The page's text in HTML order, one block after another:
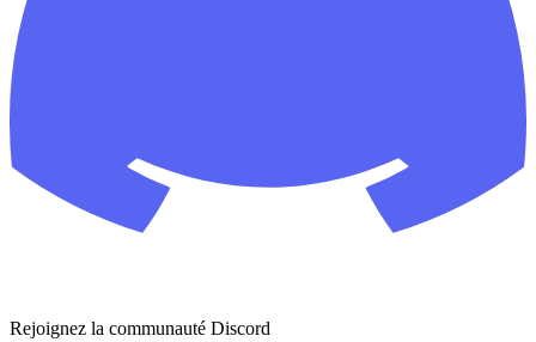
Rejoignez la communauté Discord